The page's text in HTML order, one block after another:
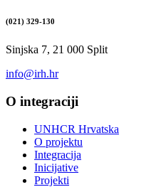
(021) 329-130
Sinjska 7, 21 000 Split
info@irh.hr
O integraciji
UNHCR Hrvatska
O projektu
Integracija
Inicijative
Projekti